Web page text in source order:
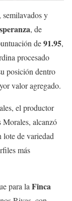
semilavados y
, de
de91.95,
procesado
posición dentro
valor agregado.
el productor
Morales, alcanzó
lote de variedad
más
para laFinca